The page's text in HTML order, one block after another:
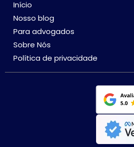
Início
Nosso blog
Para advogados
Sobre Nós
Política de privacidade